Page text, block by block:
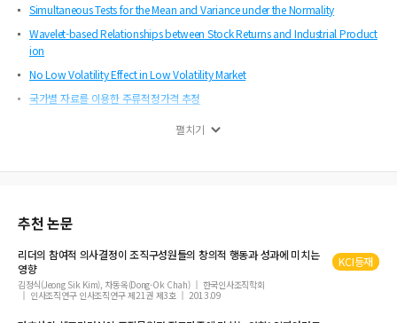
Simultaneous Tests for the Mean and Variance under the Normality
Wavelet-based Relationships between Stock Returns and Industrial Product
ion
No Low Volatility Effect in Low Volatility Market
국가별 자료를 이용한 주류적정가격 추정
의미망 분석을 통한 페이스북 대중여론의 역동성 분석
한국어 중의어 처리 과정에서 음운 경로의 역할
손해보험회사의 손해율 및 사업비율의 가치관련성에 관한 연구
usiness of Banks
Analysis of Economic Factors Affecting Propensity to Consume
펼치기
추천 논문
리더의 참여적 의사결정이 조직구성원들의 창의적 행동과 성과에 미치는
영향
KCI등재
김정식(Jeong Sik Kim), 차동옥(Dong-Ok Chah)
한국인사조직학회
인사조직연구 인사조직연구 제21권 제3호
2013.09